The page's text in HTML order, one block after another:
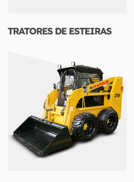
TRATORES DE ESTEIRAS